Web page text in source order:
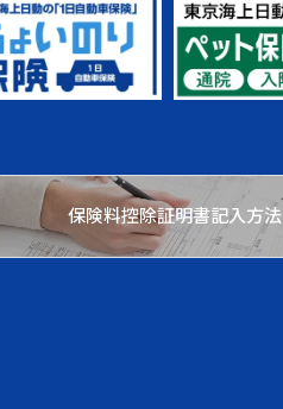
保険料控除証明書記入方法